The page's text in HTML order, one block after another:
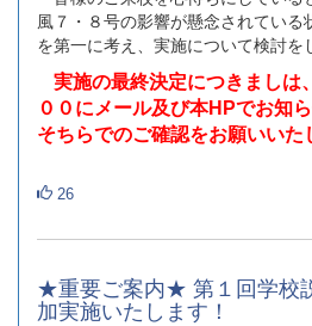
風７・８号の影響が懸念されている
を第一に考え、実施について検討を
実施の最終決定につきましは
００にメール及び本HPでお知
そちらでのご確認をお願いいた
26
★重要ご案内★ 第１回学校
加実施いたします！